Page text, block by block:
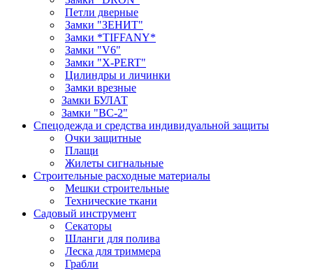
Петли дверные
Замки "ЗЕНИТ"
Замки *TIFFANY*
Замки "V6"
Замки "X-PERT"
Цилиндры и личинки
Замки врезные
Замки БУЛАТ
Замки "ВС-2"
Спецодежда и средства индивидуальной защиты
Очки защитные
Плащи
Жилеты сигнальные
Строительные расходные материалы
Мешки строительные
Технические ткани
Садовый инструмент
Секаторы
Шланги для полива
Леска для триммера
Грабли